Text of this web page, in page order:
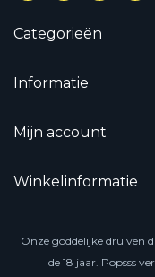
Categorieën
Informatie
Mijn account
Winkelinformatie
Onze goddelijke druiven
de 18 jaar. Popsss